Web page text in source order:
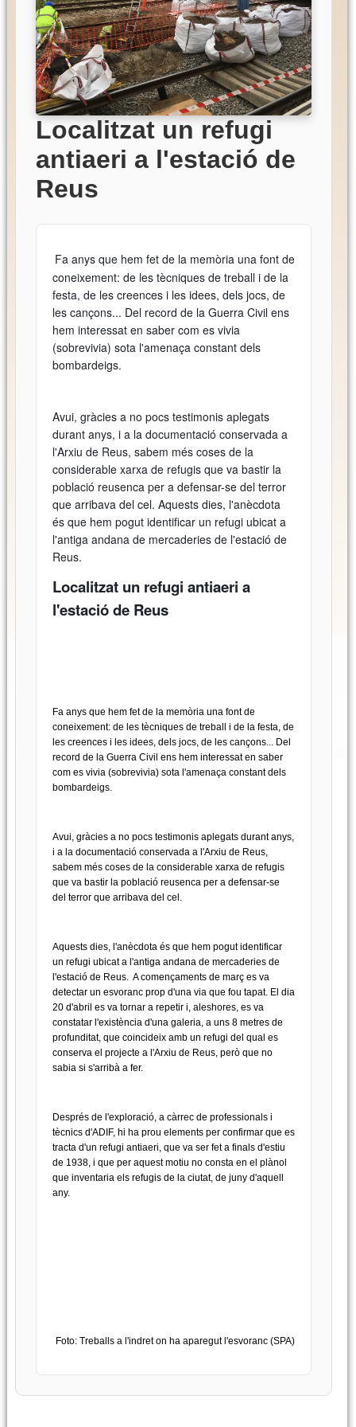
Localitzat un refugi
antiaeri a l'estació de
Reus
Fa anys que hem fet de la memòria una font de
coneixement: de les tècniques de treball i de la
festa, de les creences i les idees, dels jocs, de
les cançons... Del record de la Guerra Civil ens
hem interessat en saber com es vivia
(sobrevivia) sota l'amenaça constant dels
bombardeigs.
Avui, gràcies a no pocs testimonis aplegats
durant anys, i a la documentació conservada a
l'Arxiu de Reus, sabem més coses de la
considerable xarxa de refugis que va bastir la
població reusenca per a defensar-se del terror
que arribava del cel. Aquests dies, l'anècdota
és que hem pogut identificar un refugi ubicat a
l'antiga andana de mercaderies de l'estació de
Reus.
Localitzat un refugi antiaeri a
l'estació de Reus
Fa anys que hem fet de la memòria una font de
coneixement: de les tècniques de treball i de la festa, de
les creences i les idees, dels jocs, de les cançons... Del
record de la Guerra Civil ens hem interessat en saber
com es vivia (sobrevivia) sota l'amenaça constant dels
bombardeigs.
Avui, gràcies a no pocs testimonis aplegats durant anys,
i a la documentació conservada a l'Arxiu de Reus,
sabem més coses de la considerable xarxa de refugis
que va bastir la població reusenca per a defensar-se
del terror que arribava del cel.
Aquests dies, l'anècdota és que hem pogut identificar
un refugi ubicat a l'antiga andana de mercaderies de
l'estació de Reus. A començaments de març es va
detectar un esvoranc prop d'una via que fou tapat. El dia
20 d'abril es va tornar a repetir i, aleshores, es va
constatar l'existència d'una galeria, a uns 8 metres de
profunditat, que coincideix amb un refugi del qual es
conserva el projecte a l'Arxiu de Reus, però que no
sabia si s'arribà a fer.
Després de l'exploració, a càrrec de professionals i
tècnics d'ADIF, hi ha prou elements per confirmar que es
tracta d'un refugi antiaeri, que va ser fet a finals d'estiu
de 1938, i que per aquest motiu no consta en el plànol
que inventaria els refugis de la ciutat, de juny d'aquell
any.
Foto: Treballs a l'indret on ha aparegut l'esvoranc (SPA)